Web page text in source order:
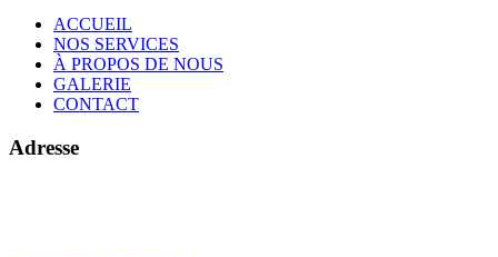
ACCUEIL
NOS SERVICES
À PROPOS DE NOUS
GALERIE
CONTACT
Adresse